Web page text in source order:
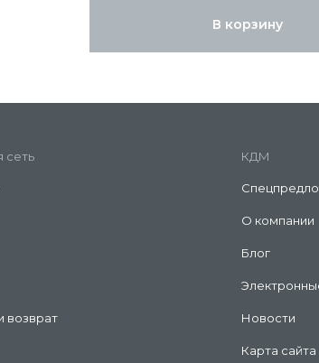
В корзину
сеть
возврат
КДМ
О компании
Блог
Новости
Карта сайта